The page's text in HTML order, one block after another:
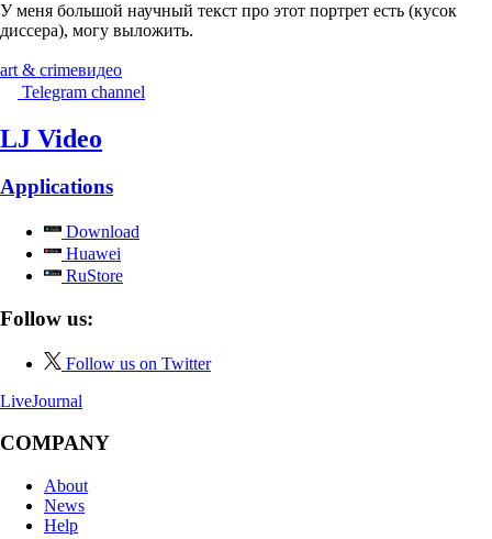
У меня большой научный текст про этот портрет есть (кусок
диссера), могу выложить.
art & crimeвидео
Telegram channel
LJ Video
Applications
Download
Huawei
RuStore
Follow us:
Follow us on Twitter
LiveJournal
COMPANY
About
News
Help